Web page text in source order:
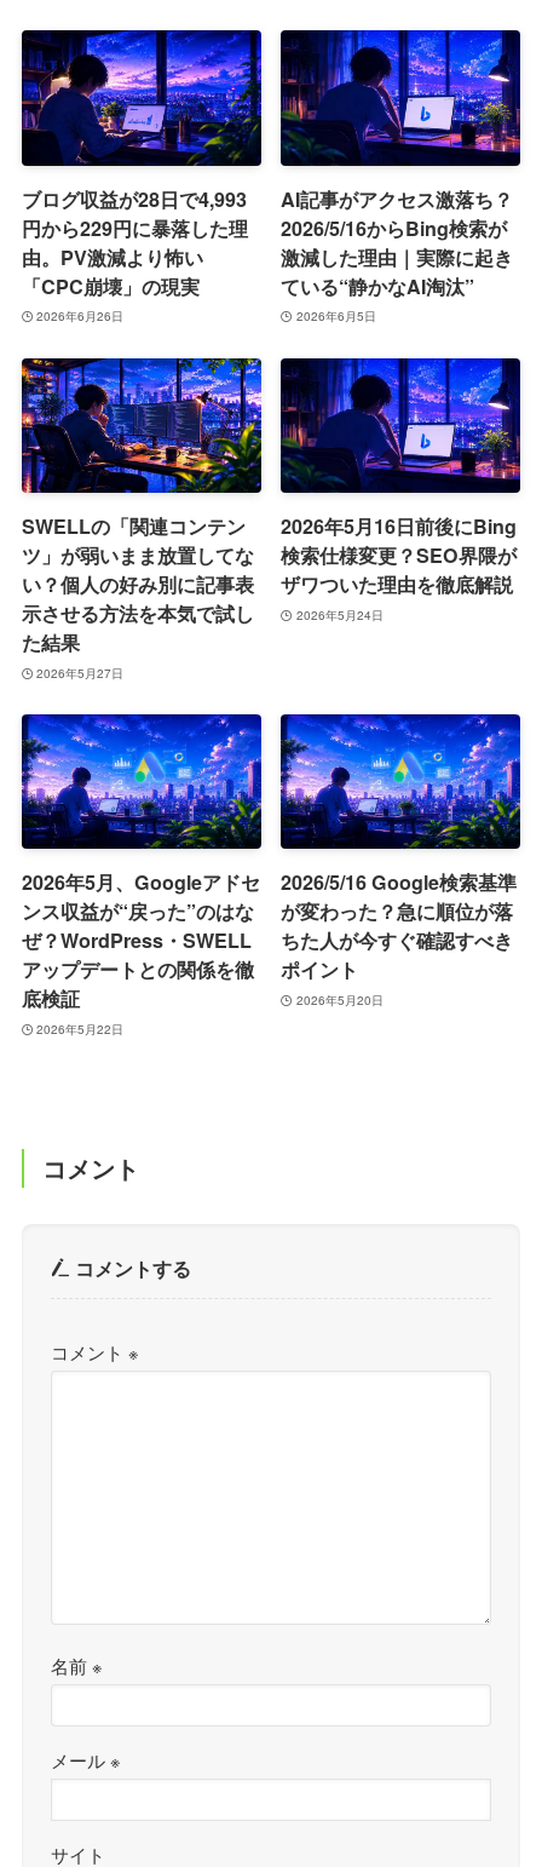
ブログ収益が28日で4,993
円から229円に暴落した理
由。PV激減より怖い
「CPC崩壊」の現実
2026年6月26日
AI記事がアクセス激落ち？
2026/5/16からBing検索が
激減した理由｜実際に起き
ている“静かなAI淘汰”
2026年6月5日
SWELLの「関連コンテン
ツ」が弱いまま放置してな
い？個人の好み別に記事表
示させる方法を本気で試し
た結果
2026年5月27日
2026年5月16日前後にBing
検索仕様変更？SEO界隈が
ザワついた理由を徹底解説
2026年5月24日
2026年5月、Googleアドセ
ンス収益が“戻った”のはな
ぜ？WordPress・SWELL
アップデートとの関係を徹
底検証
2026年5月22日
2026/5/16 Google検索基準
が変わった？急に順位が落
ちた人が今すぐ確認すべき
ポイント
2026年5月20日
コメント
コメントする
コメント※
名前※
メール※
サイト